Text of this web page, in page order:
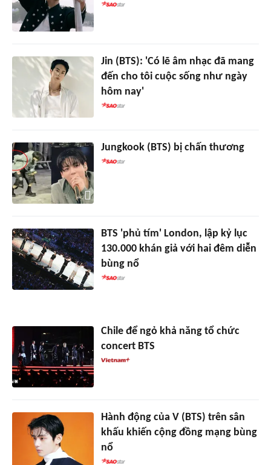
Jin (BTS): 'Có lẽ âm nhạc đã mang
đến cho tôi cuộc sống như ngày
hôm nay'
Jungkook (BTS) bị chấn thương
BTS 'phủ tím' London, lập kỷ lục
130.000 khán giả với hai đêm diễn
bùng nổ
Chile để ngỏ khả năng tổ chức
concert BTS
Hành động của V (BTS) trên sân
khấu khiến cộng đồng mạng bùng
nổ